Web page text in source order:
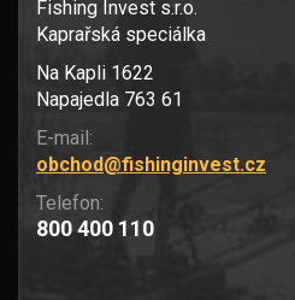
Fishing Invest s.r.o.
Kaprařská speciálka
Na Kapli 1622
Napajedla 763 61
E-mail:
obchod@fishinginvest.cz
Telefon:
800 400 110